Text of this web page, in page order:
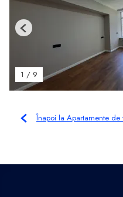
1 / 9
Previous
Înapoi la Apartamente de